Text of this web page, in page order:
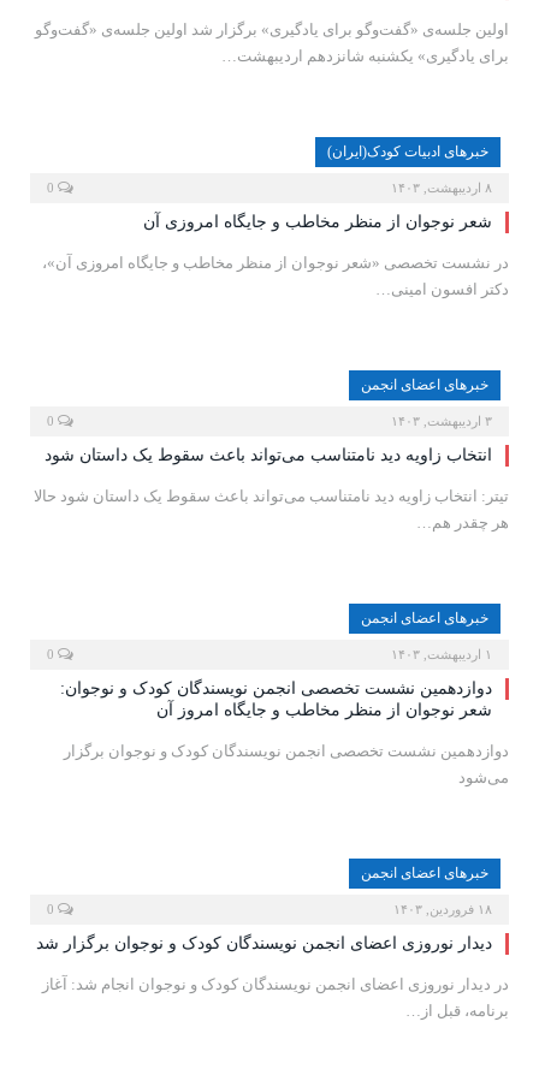
اولین جلسه‌ی «گفت‌وگو برای یادگیری» برگزار شد اولین جلسه‌ی «گفت‌وگو
برای یادگیری» یکشنبه شانزدهم اردیبهشت…
خبرهای ادبیات کودک(ایران)
۸ اردیبهشت, ۱۴۰۳
شعر نوجوان از منظر مخاطب و جایگاه امروزی آن
در نشست تخصصی «شعر نوجوان از منظر مخاطب و جایگاه امروزی آن»،
دکتر افسون امینی…
خبرهای اعضای انجمن
۳ اردیبهشت, ۱۴۰۳
انتخاب زاویه دید نامتناسب می‌تواند باعث سقوط یک داستان شود
تیتر: انتخاب زاویه دید نامتناسب می‌تواند باعث سقوط یک داستان شود حالا
هر چقدر هم…
خبرهای اعضای انجمن
۱ اردیبهشت, ۱۴۰۳
دوازدهمین نشست تخصصی انجمن نویسندگان کودک و نوجوان:
شعر نوجوان از منظر مخاطب و جایگاه امروز آن
دوازدهمین نشست تخصصی انجمن نویسندگان کودک و نوجوان برگزار
می‌شود
خبرهای اعضای انجمن
۱۸ فروردین, ۱۴۰۳
دیدار نوروزی اعضای انجمن نویسندگان کودک و نوجوان برگزار شد
در دیدار نوروزی اعضای انجمن نویسندگان کودک و نوجوان انجام شد: آغاز
برنامه‌، قبل از…